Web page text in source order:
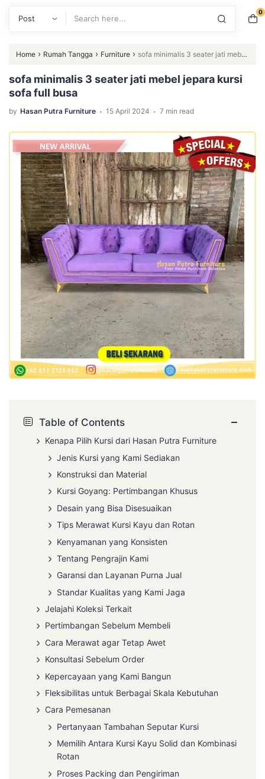
0
Home › Rumah Tangga › Furniture › sofa minimalis 3 seater jati mebel
jepara kursi sofa full busa
sofa minimalis 3 seater jati mebel jepara kursi
sofa full busa
by Hasan Putra Furniture . 15 April 2024 . 7 min read
Table of Contents −
Kenapa Pilih Kursi dari Hasan Putra Furniture
Jenis Kursi yang Kami Sediakan
Konstruksi dan Material
Kursi Goyang: Pertimbangan Khusus
Desain yang Bisa Disesuaikan
Tips Merawat Kursi Kayu dan Rotan
Kenyamanan yang Konsisten
Tentang Pengrajin Kami
Garansi dan Layanan Purna Jual
Standar Kualitas yang Kami Jaga
Jelajahi Koleksi Terkait
Pertimbangan Sebelum Membeli
Cara Merawat agar Tetap Awet
Konsultasi Sebelum Order
Kepercayaan yang Kami Bangun
Fleksibilitas untuk Berbagai Skala Kebutuhan
Cara Pemesanan
Pertanyaan Tambahan Seputar Kursi
Memilih Antara Kursi Kayu Solid dan Kombinasi
Rotan
Proses Packing dan Pengiriman